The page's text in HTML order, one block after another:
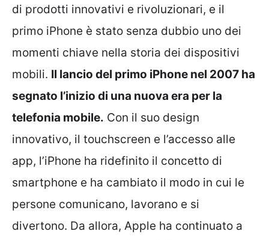
di prodotti innovativi e rivoluzionari, e il
primo iPhone è stato senza dubbio uno dei
momenti chiave nella storia dei dispositivi
mobili. Il lancio del primo iPhone nel 2007 ha
segnato l’inizio di una nuova era per la
telefonia mobile. Con il suo design
innovativo, il touchscreen e l’accesso alle
app, l’iPhone ha ridefinito il concetto di
smartphone e ha cambiato il modo in cui le
persone comunicano, lavorano e si
divertono. Da allora, Apple ha continuato a